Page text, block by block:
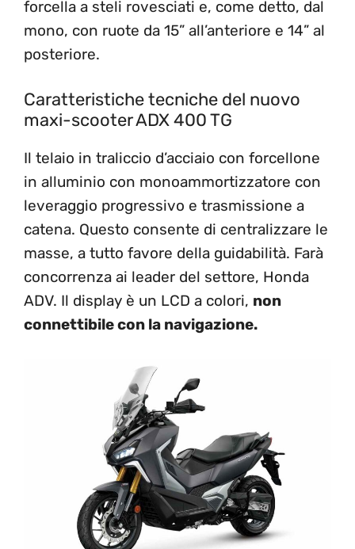
forcella a steli rovesciati e, come detto, dal
mono, con ruote da 15” all’anteriore e 14” al
posteriore.
Caratteristiche tecniche del nuovo
maxi-scooter ADX 400 TG
Il telaio in traliccio d’acciaio con forcellone
in alluminio con monoammortizzatore con
leveraggio progressivo e trasmissione a
catena. Questo consente di centralizzare le
masse, a tutto favore della guidabilità. Farà
concorrenza ai leader del settore, Honda
ADV. Il display è un LCD a colori, non
connettibile con la navigazione.